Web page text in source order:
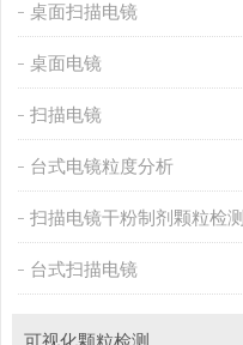
桌面扫描电镜
桌面电镜
扫描电镜
台式电镜粒度分析
扫描电镜干粉制剂颗粒检测
台式扫描电镜
可视化颗粒检测